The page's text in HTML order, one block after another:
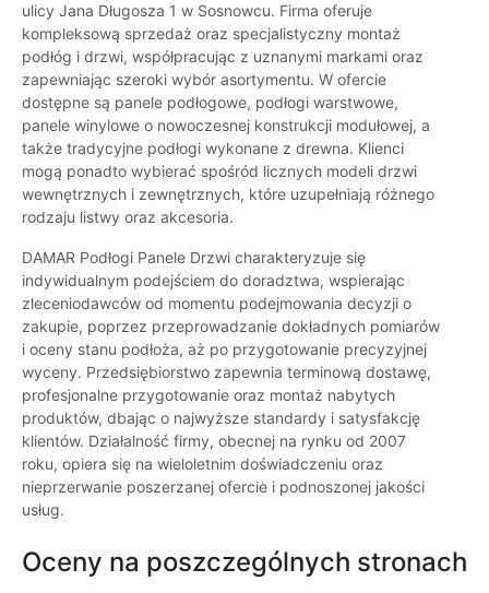
ulicy Jana Długosza 1 w Sosnowcu. Firma oferuje
kompleksową sprzedaż oraz specjalistyczny montaż
podłóg i drzwi, współpracując z uznanymi markami oraz
zapewniając szeroki wybór asortymentu. W ofercie
dostępne są panele podłogowe, podłogi warstwowe,
panele winylowe o nowoczesnej konstrukcji modułowej, a
także tradycyjne podłogi wykonane z drewna. Klienci
mogą ponadto wybierać spośród licznych modeli drzwi
wewnętrznych i zewnętrznych, które uzupełniają różnego
rodzaju listwy oraz akcesoria.
DAMAR Podłogi Panele Drzwi charakteryzuje się
indywidualnym podejściem do doradztwa, wspierając
zleceniodawców od momentu podejmowania decyzji o
zakupie, poprzez przeprowadzanie dokładnych pomiarów
i oceny stanu podłoża, aż po przygotowanie precyzyjnej
wyceny. Przedsiębiorstwo zapewnia terminową dostawę,
profesjonalne przygotowanie oraz montaż nabytych
produktów, dbając o najwyższe standardy i satysfakcję
klientów. Działalność firmy, obecnej na rynku od 2007
roku, opiera się na wieloletnim doświadczeniu oraz
nieprzerwanie poszerzanej ofercie i podnoszonej jakości
usług.
Oceny na poszczególnych stronach